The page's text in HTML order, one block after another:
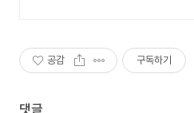
공감 구독하기
댓글